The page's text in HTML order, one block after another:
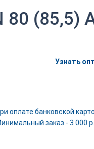
80 (85,5)
Узнать опт
оплате банковской
заказ - 3 000